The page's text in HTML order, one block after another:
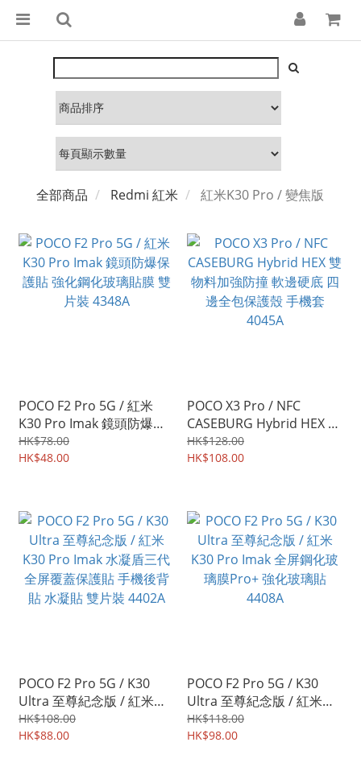
全部商品 Redmi 紅米 紅米K30 Pro / 變焦版
POCO F2 Pro 5G / 紅米
K30 Pro Imak 鏡頭防爆保
護貼 強化鋼化玻璃貼膜 雙
片裝 4348A
HK$78.00
HK$48.00
POCO X3 Pro / NFC
CASEBURG Hybrid HEX 雙
物料加強防撞 軟邊硬底 四
邊全包保護殼 手機套
HK$128.00
HK$108.00
POCO F2 Pro 5G / K30
Ultra 至尊紀念版 / 紅米
K30 Pro Imak 水凝盾三代
全屏覆蓋保護貼 手機後背
HK$108.00
HK$88.00
POCO F2 Pro 5G / K30
Ultra 至尊紀念版 / 紅米
K30 Pro Imak 全屏鋼化玻
璃膜Pro+ 強化玻璃貼
HK$118.00
HK$98.00